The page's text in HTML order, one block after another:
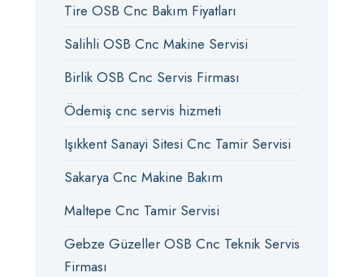
Tire OSB Cnc Bakım Fiyatları
Salihli OSB Cnc Makine Servisi
Birlik OSB Cnc Servis Firması
Ödemiş cnc servis hizmeti
Işıkkent Sanayi Sitesi Cnc Tamir Servisi
Sakarya Cnc Makine Bakım
Maltepe Cnc Tamir Servisi
Gebze Güzeller OSB Cnc Teknik Servis
Firması